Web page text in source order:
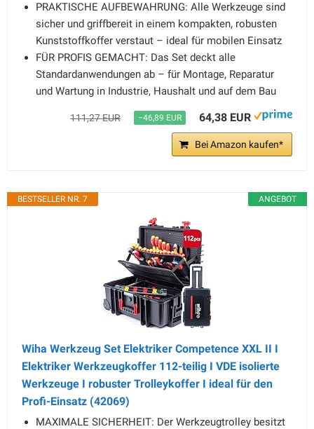
PRAKTISCHE AUFBEWAHRUNG: Alle Werkzeuge sind
sicher und griffbereit in einem kompakten, robusten
Kunststoffkoffer verstaut – ideal für mobilen Einsatz
FÜR PROFIS GEMACHT: Das Set deckt alle
Standardanwendungen ab – für Montage, Reparatur
und Wartung in Industrie, Haushalt und auf dem Bau
111,27 EUR −46,89 EUR 64,38 EUR
Bei Amazon kaufen*
ANGEBOT
BESTSELLER NR. 7
Wiha Werkzeug Set Elektriker Competence XXL II I
Elektriker Werkzeugkoffer 112-teilig I VDE isolierte
Werkzeuge I robuster Trolleykoffer I ideal für den
Profi-Einsatz (42069)
MAXIMALE SICHERHEIT: Der Werkzeugtrolley besitzt